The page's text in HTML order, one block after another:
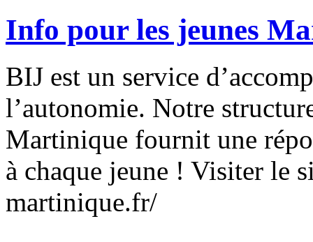
Info pour les jeunes
BIJ est un service
l’autonomie. Notre
Martinique fournit une
à chaque jeune ! Visiter le
martinique.fr/